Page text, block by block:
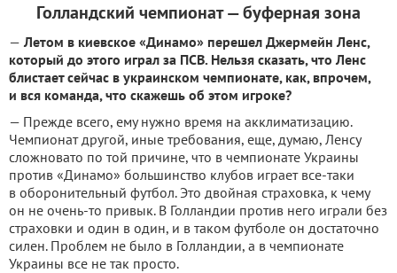
Голландский чемпионат — буферная зона
— Летом в киевское «Динамо» перешел Джермейн Ленс,
который до этого играл за ПСВ. Нельзя сказать, что Ленс
блистает сейчас в украинском чемпионате, как, впрочем,
и вся команда, что скажешь об этом игроке?
— Прежде всего, ему нужно время на акклиматизацию.
Чемпионат другой, иные требования, еще, думаю, Ленсу
сложновато по той причине, что в чемпионате Украины
против «Динамо» большинство клубов играет все-таки
в оборонительный футбол. Это двойная страховка, к чему
он не очень-то привык. В Голландии против него играли без
страховки и один в один, и в таком футболе он достаточно
силен. Проблем не было в Голландии, а в чемпионате
Украины все не так просто.